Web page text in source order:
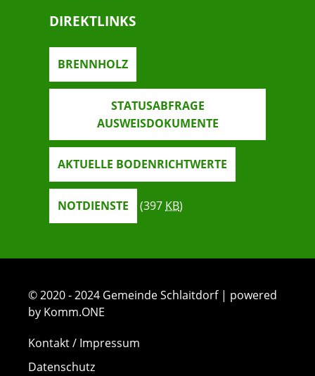
DIREKTLINKS
BRENNHOLZ
STATUSABFRAGE
AUSWEISDOKUMENTE
AKTUELLE BODENRICHTWERTE
NOTDIENSTE (397 KB)
© 2020 - 2024 Gemeinde Schlaitdorf | powered
by Komm.ONE
Kontakt / Impressum
Datenschutz